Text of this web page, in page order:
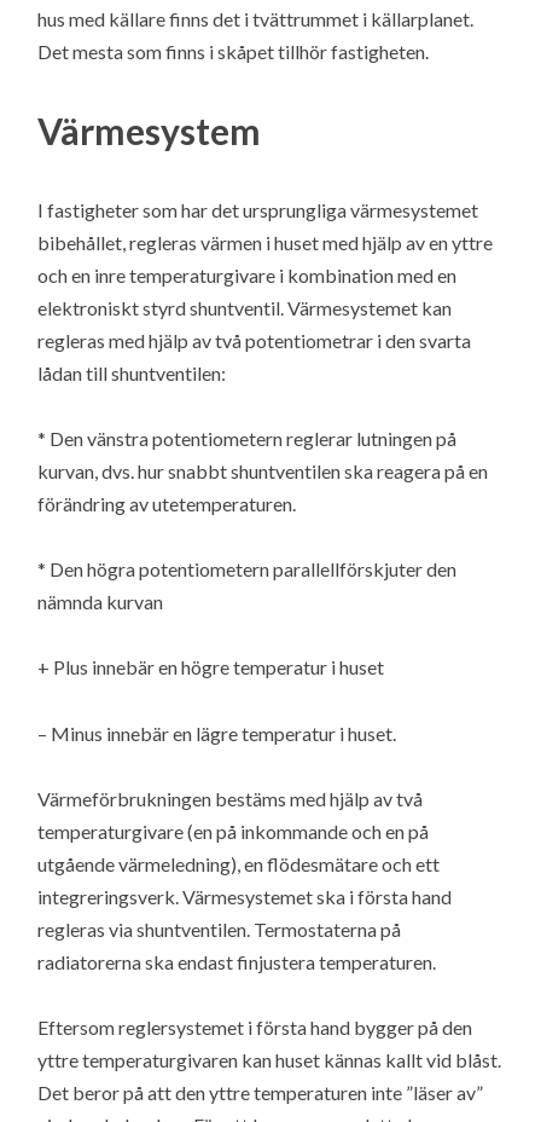
hus med källare finns det i tvättrummet i källarplanet.
Det mesta som finns i skåpet tillhör fastigheten.
Värmesystem
I fastigheter som har det ursprungliga värmesystemet
bibehållet, regleras värmen i huset med hjälp av en yttre
och en inre temperaturgivare i kombination med en
elektroniskt styrd shuntventil. Värmesystemet kan
regleras med hjälp av två potentiometrar i den svarta
lådan till shuntventilen:
* Den vänstra potentiometern reglerar lutningen på
kurvan, dvs. hur snabbt shuntventilen ska reagera på en
förändring av utetemperaturen.
* Den högra potentiometern parallellförskjuter den
nämnda kurvan
+ Plus innebär en högre temperatur i huset
– Minus innebär en lägre temperatur i huset.
Värmeförbrukningen bestäms med hjälp av två
temperaturgivare (en på inkommande och en på
utgående värmeledning), en flödesmätare och ett
integreringsverk. Värmesystemet ska i första hand
regleras via shuntventilen. Termostaterna på
radiatorerna ska endast finjustera temperaturen.
Eftersom reglersystemet i första hand bygger på den
yttre temperaturgivaren kan huset kännas kallt vid blåst.
Det beror på att den yttre temperaturen inte ”läser av”